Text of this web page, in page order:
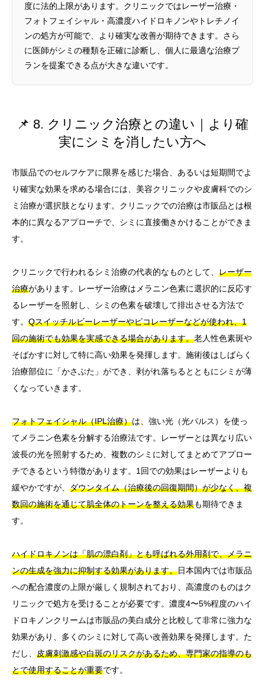
度に法的上限があります。クリニックではレーザー治療・
フォトフェイシャル・高濃度ハイドロキノンやトレチノイ
ンの処方が可能で、より確実な改善が期待できます。さら
に医師がシミの種類を正確に診断し、個人に最適な治療プ
ランを提案できる点が大きな違いです。
📌 8. クリニック治療との違い｜より確
実にシミを消したい方へ
市販品でのセルフケアに限界を感じた場合、あるいは短期間でよ
り確実な効果を求める場合には、美容クリニックや皮膚科でのシ
ミ治療が選択肢となります。クリニックでの治療は市販品とは根
本的に異なるアプローチで、シミに直接働きかけることができま
す。
クリニックで行われるシミ治療の代表的なものとして、 レーザー
治療があります。レーザー治療はメラニン色素に選択的に反応す
るレーザーを照射し、シミの色素を破壊して排出させる方法で
す。 Qスイッチルビーレーザーやピコレーザーなどが使われ、1
回の施術でも効果を実感できる場合があります。老人性色素斑や
そばかすに対して特に高い効果を発揮します。施術後はしばらく
治療部位に「かさぶた」ができ、剥がれ落ちるとともにシミが薄
くなっていきます。
フォトフェイシャル（IPL治療）は、強い光（光パルス）を使っ
てメラニン色素を分解する治療法です。レーザーとは異なり広い
波長の光を照射するため、複数のシミに対してまとめてアプロー
チできるという特徴があります。1回での効果はレーザーよりも
緩やかですが、 ダウンタイム（治療後の回復期間）が少なく、複
数回の施術を通じて肌全体のトーンを整える効果も期待できま
す。
ハイドロキノンは「肌の漂白剤」とも呼ばれる外用剤で、メラニ
ンの生成を強力に抑制する効果があります。日本国内では市販品
への配合濃度の上限が厳しく規制されており、高濃度のものはク
リニックで処方を受けることが必要です。濃度4〜5%程度のハイ
ドロキノンクリームは市販品の美白成分と比較して非常に強力な
効果があり、多くのシミに対して高い改善効果を発揮します。た
だし、 皮膚刺激感や白斑のリスクがあるため、専門家の指導のも
とで使用することが重要です。